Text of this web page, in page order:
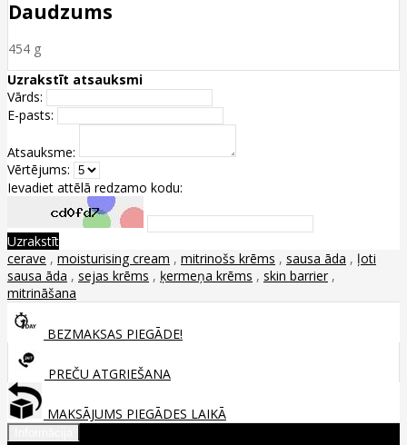
Daudzums
454 g
Uzrakstīt atsauksmi
Vārds:
E-pasts:
Atsauksme:
Vērtējums:
Ievadiet attēlā redzamo kodu:
Uzrakstīt
cerave , moisturising cream , mitrinošs krēms , sausa āda , ļoti
sausa āda , sejas krēms , ķermeņa krēms , skin barrier ,
mitrināšana
BEZMAKSAS PIEGĀDE!
PREČU ATGRIEŠANA
MAKSĀJUMS PIEGĀDES LAIKĀ